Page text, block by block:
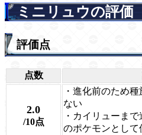
ミニリュウの評価
評価点
点数
2.0
/10点
・進化前のため
ない
・カイリューま
のポケモンとして